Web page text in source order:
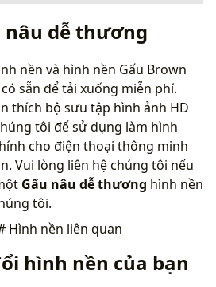
nâu dễ thương
nền và hình nền Gấu Brown
sẵn để tải xuống miễn phí.
thích bộ sưu tập hình ảnh HD
tôi để sử dụng làm hình
cho điện thoại thông minh
Vui lòng liên hệ chúng tôi nếu
Gấu nâu dễ thương hình nền
tôi.
Hình nền liên quan
hình nền của bạn